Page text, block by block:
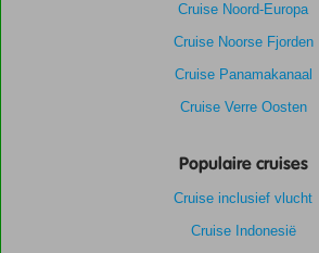
Cruise Noord-Europa
Cruise Noorse Fjorden
Cruise Panamakanaal
Cruise Verre Oosten
Populaire cruises
Cruise inclusief vlucht
Cruise Indonesië